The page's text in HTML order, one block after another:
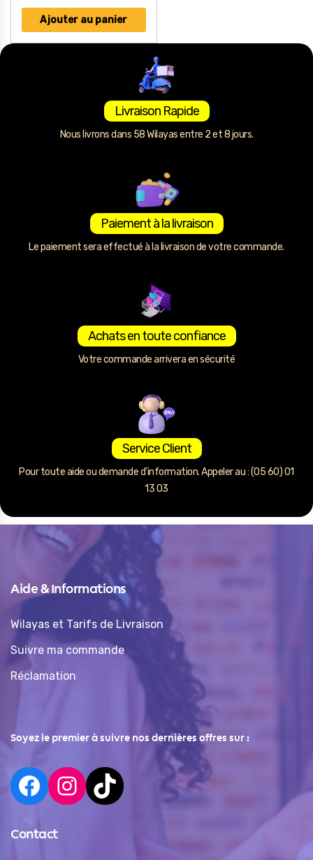
Ajouter au panier
Livraison Rapide
Nous livrons dans 58 Wilayas entre 2 et 8 jours.
Paiement à la livraison
Le paiement sera effectué à la livraison de votre commande.
Achats en toute confiance
Votre commande arrivera en sécurité
Service Client
Pour toute aide ou demande d’information. Appeler au : (05 60) 01
13 03
Aide & Informations
Wilayas et Tarifs de Livraison
Suivre ma commande
Réclamation
Soyez le premier à suivre nos dernières offres sur :
Contact